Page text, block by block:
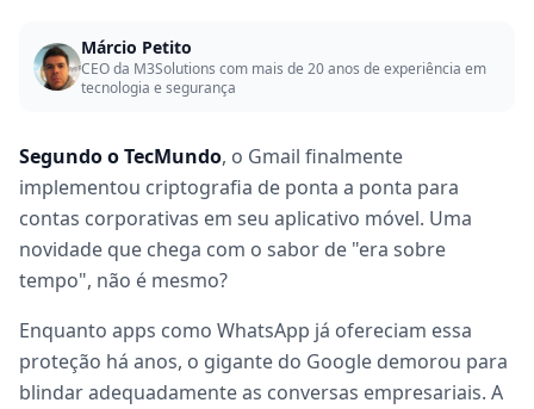
Márcio Petito
CEO da M3Solutions com mais de 20 anos de experiência em
tecnologia e segurança
Segundo o TecMundo, o Gmail finalmente
implementou criptografia de ponta a ponta para
contas corporativas em seu aplicativo móvel. Uma
novidade que chega com o sabor de "era sobre
tempo", não é mesmo?
Enquanto apps como WhatsApp já ofereciam essa
proteção há anos, o gigante do Google demorou para
blindar adequadamente as conversas empresariais. A